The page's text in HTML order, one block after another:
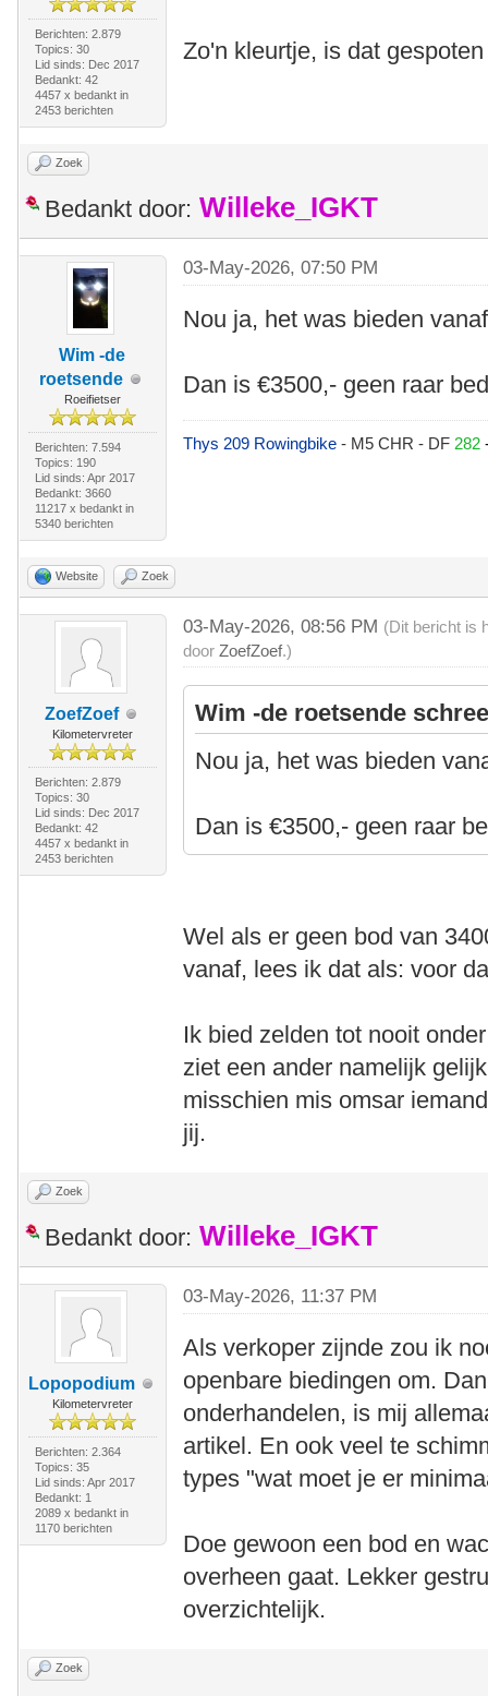
Berichten: 2.879
Topics: 30
Lid sinds: Dec 2017
Bedankt: 42
4457 x bedankt in
2453 berichten
Zo'n kleurtje, is dat
Zoek
Bedankt door: Willeke_IGKT
Wim -de
roetsende
Roeifietser
Berichten: 7.594
Topics: 190
Lid sinds: Apr 2017
Bedankt: 3660
11217 x bedankt in
5340 berichten
03-May-2026, 07:50 PM
Nou ja, het was bieden
Dan is €3500,- geen raar
Thys 209 Rowingbike- M5 CHR - DF 282
Website Zoek
ZoefZoef
Kilometervreter
Berichten: 2.879
Topics: 30
Lid sinds: Dec 2017
Bedankt: 42
4457 x bedankt in
2453 berichten
03-May-2026, 08:56 PM (Dit bericht is
doorZoefZoef.)
Wim -de roetsende
Nou ja, het was bieden
Dan is €3500,- geen raar
Wel als er geen bod van
vanaf, lees ik dat als: voor
Ik bied zelden tot nooit
ziet een ander namelijk
misschien mis omsar
jij.
Zoek
Bedankt door: Willeke_IGKT
Lopopodium
Kilometervreter
Berichten: 2.364
Topics: 35
Lid sinds: Apr 2017
Bedankt: 1
2089 x bedankt in
1170 berichten
03-May-2026, 11:37 PM
Als verkoper zijnde zou ik
openbare biedingen om.
onderhandelen, is mij
artikel. En ook veel te
types "wat moet je er
Doe gewoon een bod en
overheen gaat. Lekker
overzichtelijk.
Zoek